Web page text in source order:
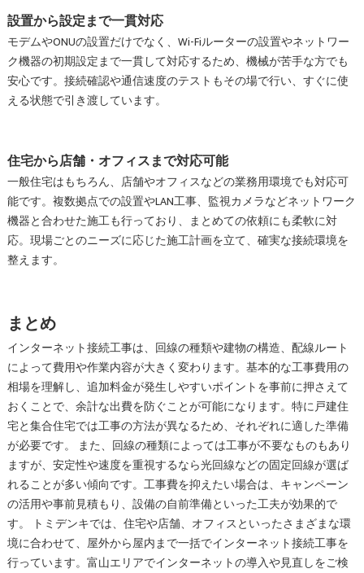
設置から設定まで一貫対応
モデムやONUの設置だけでなく、Wi-Fiルーターの設置やネットワー
ク機器の初期設定まで一貫して対応するため、機械が苦手な方でも
安心です。接続確認や通信速度のテストもその場で行い、すぐに使
える状態で引き渡しています。
住宅から店舗・オフィスまで対応可能
一般住宅はもちろん、店舗やオフィスなどの業務用環境でも対応可
能です。複数拠点での設置やLAN工事、監視カメラなどネットワーク
機器と合わせた施工も行っており、まとめての依頼にも柔軟に対
応。現場ごとのニーズに応じた施工計画を立て、確実な接続環境を
整えます。
まとめ
インターネット接続工事は、回線の種類や建物の構造、配線ルート
によって費用や作業内容が大きく変わります。基本的な工事費用の
相場を理解し、追加料金が発生しやすいポイントを事前に押さえて
おくことで、余計な出費を防ぐことが可能になります。特に戸建住
宅と集合住宅では工事の方法が異なるため、それぞれに適した準備
が必要です。 また、回線の種類によっては工事が不要なものもあり
ますが、安定性や速度を重視するなら光回線などの固定回線が選ば
れることが多い傾向です。工事費を抑えたい場合は、キャンペーン
の活用や事前見積もり、設備の自前準備といった工夫が効果的で
す。 トミデンキでは、住宅や店舗、オフィスといったさまざまな環
境に合わせて、屋外から屋内まで一括でインターネット接続工事を
行っています。富山エリアでインターネットの導入や見直しをご検